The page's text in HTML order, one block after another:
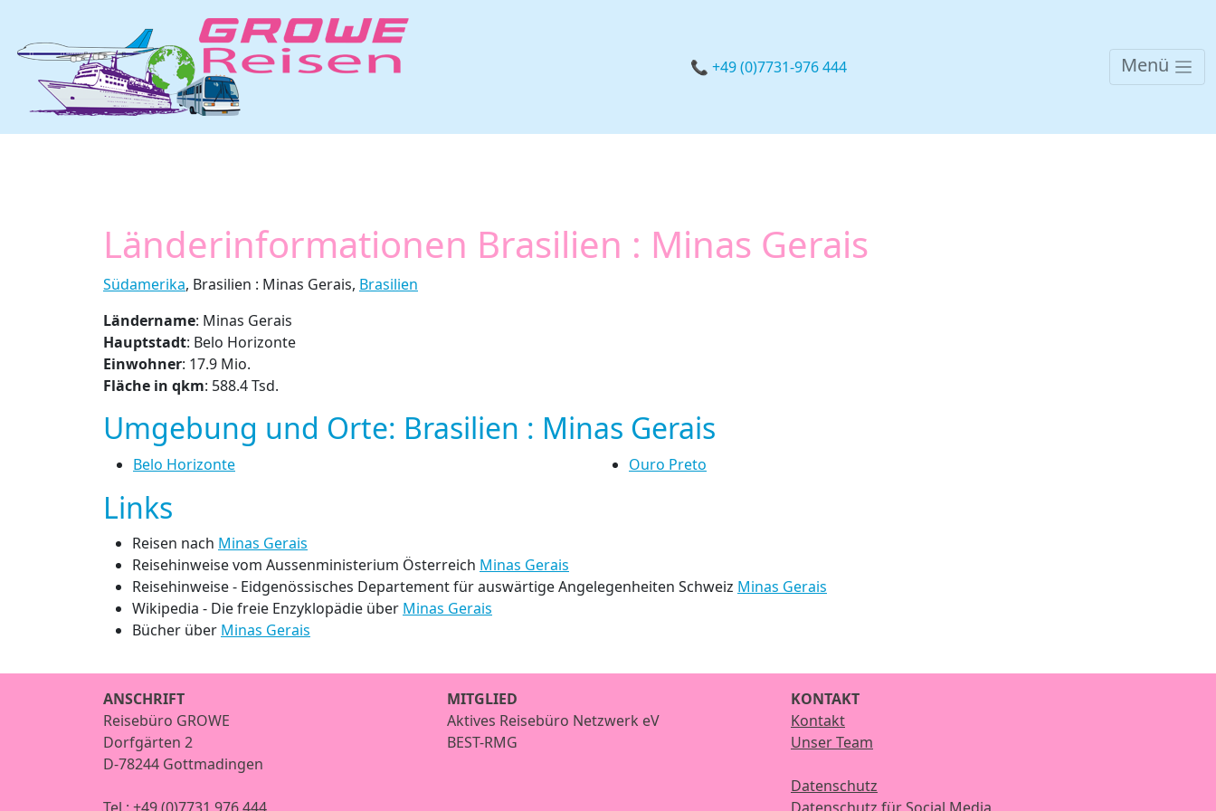
📞 +49 (0)7731-976 444 Menü
Länderinformationen Brasilien : Minas Gerais
Südamerika, Brasilien : Minas Gerais, Brasilien
Ländername: Minas Gerais
Hauptstadt: Belo Horizonte
Einwohner: 17.9 Mio.
Fläche in qkm: 588.4 Tsd.
Umgebung und Orte: Brasilien : Minas Gerais
Belo Horizonte Ouro Preto
Links
Reisen nach Minas Gerais
Reisehinweise vom Aussenministerium Österreich Minas Gerais
Reisehinweise - Eidgenössisches Departement für auswärtige Angelegenheiten Schweiz Minas Gerais
Wikipedia - Die freie Enzyklopädie über Minas Gerais
Bücher über Minas Gerais
ANSCHRIFT
Reisebüro GROWE
Dorfgärten 2
D-78244 Gottmadingen
MITGLIED
Aktives Reisebüro Netzwerk eV
BEST-RMG
KONTAKT
Kontakt
Unser Team
Datenschutz